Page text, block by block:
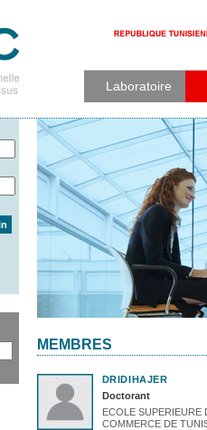
Laboratoire
MEMBRES
DRIDIHAJER
Doctorant
ECOLE SUPERIEURE
COMMERCE DE